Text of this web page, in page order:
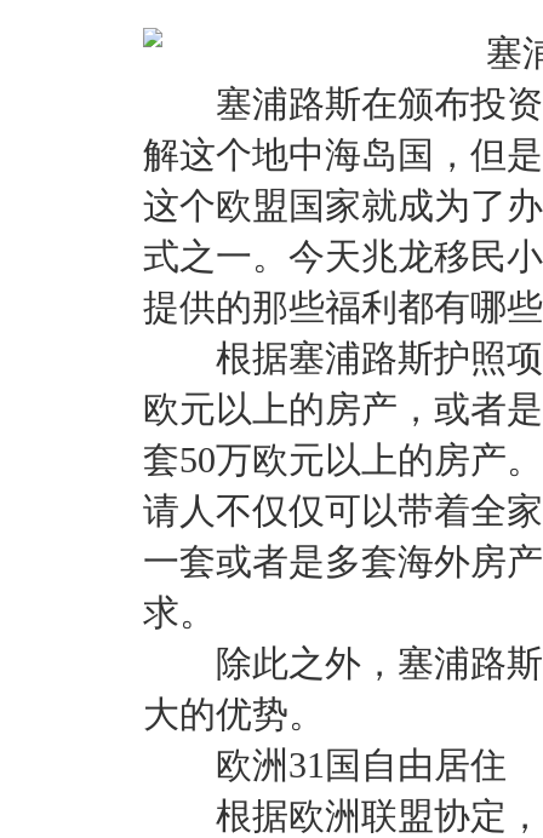
塞浦路斯在颁布投资
解这个地中海岛国，但
这个欧盟国家就成为了
式之一。今天兆龙移民
提供的那些福利都有哪
根据塞浦路斯护照项
欧元以上的房产，或者
套50万欧元以上的房产
请人不仅仅可以带着全
一套或者是多套海外房
求。
除此之外，塞浦路斯
大的优势。
欧洲31国自由居住
根据欧洲联盟协定，